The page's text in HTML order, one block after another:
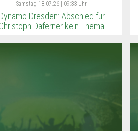
Samstag 18.07.26 | 09:33 Uhr
Dresden: Abschied für
Daferner kein Thema